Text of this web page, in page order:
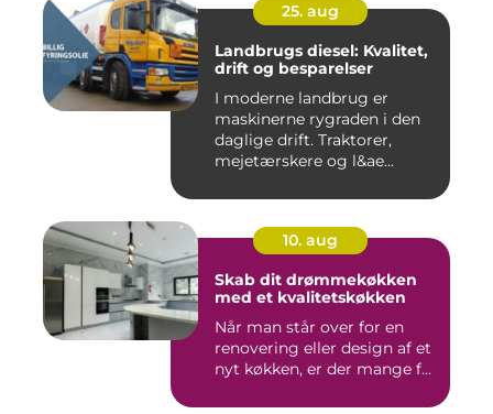
25. aug
Landbrugs diesel: Kvalitet,
drift og besparelser
I moderne landbrug er
maskinerne rygraden i den
daglige drift. Traktorer,
mejetærskere og l&ae...
10. aug
Skab dit drømmekøkken
med et kvalitetskøkken
Når man står over for en
renovering eller design af et
nyt køkken, er der mange f...